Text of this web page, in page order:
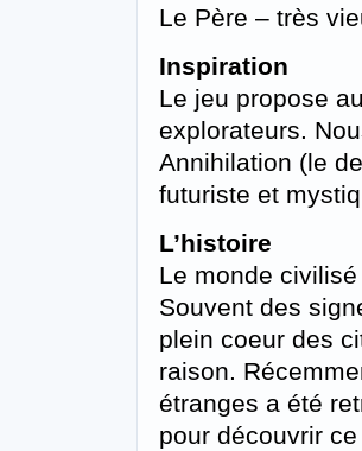
Le Père – très
Inspiration
Le jeu propose
explorateurs.
Annihilation (le
futuriste et
L’histoire
Le monde
Souvent des
plein coeur des
raison.
étranges a été
pour découvrir